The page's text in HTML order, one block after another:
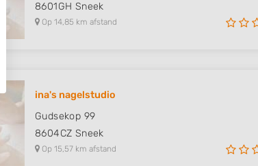
8601GH Sneek
Op 14,85 km afstand
ina's nagelstudio
Gudsekop 99
8604CZ Sneek
Op 15,57 km afstand